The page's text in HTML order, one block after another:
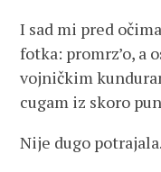
I sad mi pred
fotka: promrz’o, a
vojničkim
cugam iz skoro
Nije dugo potrajala.